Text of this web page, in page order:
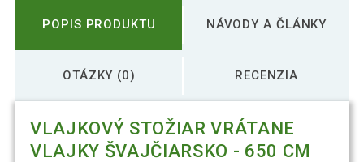
POPIS PRODUKTU NÁVODY A ČLÁNKY
OTÁZKY (0) RECENZIA
VLAJKOVÝ STOŽIAR VRÁTANE
VLAJKY ŠVAJČIARSKO - 650 CM